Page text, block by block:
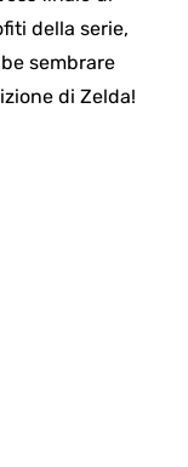
della serie,
sembrare
di Zelda!